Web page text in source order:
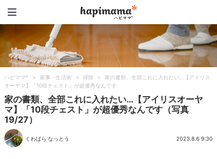
ハピママ* > 家事・生活術 > 掃除 >
家の書類、全部これに入れたい…【アイリス
オーヤマ】「10段チェスト」が超優秀なんです
家の書類、全部これに入れたい…【アイリスオーヤ
マ】「10段チェスト」が超優秀なんです（写真
19/27）
くわばら なっとう 2023.8.6 9:30